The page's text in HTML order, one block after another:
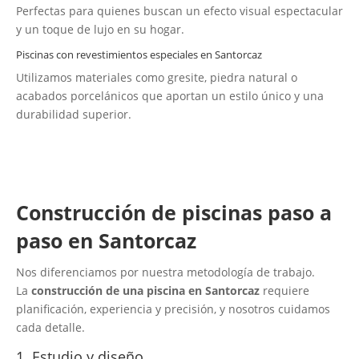
Perfectas para quienes buscan un efecto visual espectacular
y un toque de lujo en su hogar.
Piscinas con revestimientos especiales en Santorcaz
Utilizamos materiales como gresite, piedra natural o
acabados porcelánicos que aportan un estilo único y una
durabilidad superior.
Construcción de piscinas paso a
paso en Santorcaz
Nos diferenciamos por nuestra metodología de trabajo.
La construcción de una piscina en Santorcaz requiere
planificación, experiencia y precisión, y nosotros cuidamos
cada detalle.